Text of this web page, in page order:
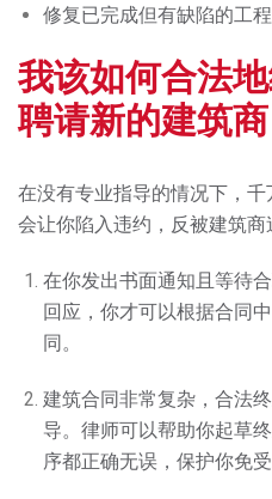
修复已完成但有缺陷的工程
我该如何合法
聘请新的建筑商
在没有专业指导的情况下，
会让你陷入违约，反被建筑商
在你发出书面通知且等待
回应，你才可以根据合同
同。
建筑合同非常复杂，合法
导。律师可以帮助你起草
序都正确无误，保护你免